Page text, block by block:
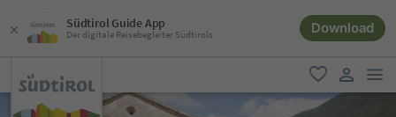
Südtirol Guide App
Der digitale Reisebegleiter Südtirols Download
favorit
user link